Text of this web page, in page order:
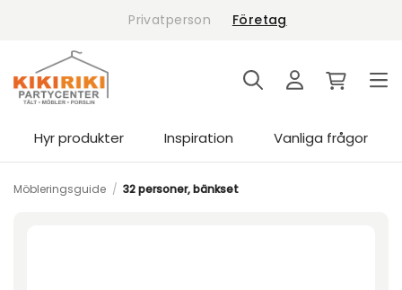
Privatperson Företag
Hyr produkter Inspiration Vanliga frågor
Möbleringsguide / 32 personer, bänkset